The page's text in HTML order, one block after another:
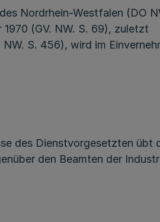
Nordrhein-Westfalen (DO
(GV. NW. S. 69), zuletzt
S. 456), wird im
des Dienstvorgesetzten übt
den Beamten der